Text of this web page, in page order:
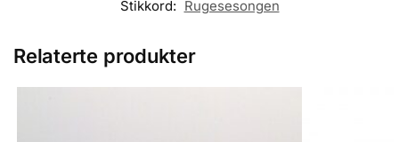
Stikkord: Rugesesongen
Relaterte produkter